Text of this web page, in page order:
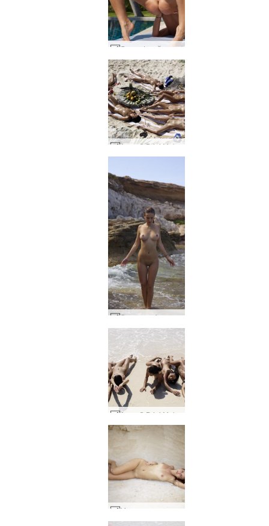
Линда L тайландско момиче #101
Anna S Brigi Melissa Muriel Suzie Suzie Carina пикник в Мексико част 1 #51
Сесия на Алиса Ибиса #17